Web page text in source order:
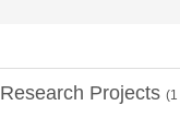
Research Projects (1